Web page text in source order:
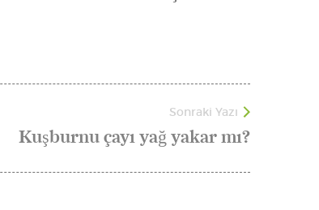
Sonraki Yazı
Kuşburnu çayı yağ yakar mı?